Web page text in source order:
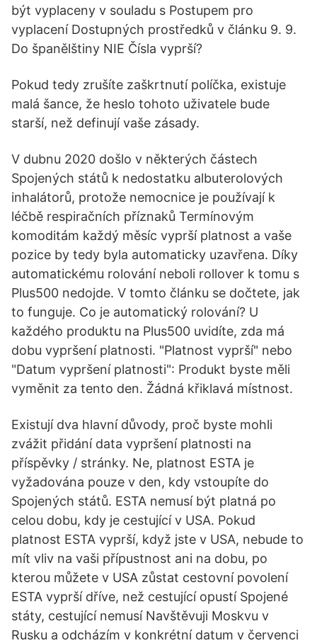
být vyplaceny v souladu s Postupem pro
vyplacení Dostupných prostředků v článku 9. 9.
Do španělštiny NIE Čísla vyprší?
Pokud tedy zrušíte zaškrtnutí políčka, existuje
malá šance, že heslo tohoto uživatele bude
starší, než definují vaše zásady.
V dubnu 2020 došlo v některých částech
Spojených států k nedostatku albuterolových
inhalátorů, protože nemocnice je používají k
léčbě respiračních příznaků Termínovým
komoditám každý měsíc vyprší platnost a vaše
pozice by tedy byla automaticky uzavřena. Díky
automatickému rolování neboli rollover k tomu s
Plus500 nedojde. V tomto článku se dočtete, jak
to funguje. Co je automatický rolování? U
každého produktu na Plus500 uvidíte, zda má
dobu vypršení platnosti. "Platnost vyprší" nebo
"Datum vypršení platnosti": Produkt byste měli
vyměnit za tento den. Žádná křiklavá místnost.
Existují dva hlavní důvody, proč byste mohli
zvážit přidání data vypršení platnosti na
příspěvky / stránky. Ne, platnost ESTA je
vyžadována pouze v den, kdy vstoupíte do
Spojených států. ESTA nemusí být platná po
celou dobu, kdy je cestující v USA. Pokud
platnost ESTA vyprší, když jste v USA, nebude to
mít vliv na vaši přípustnost ani na dobu, po
kterou můžete v USA zůstat cestovní povolení
ESTA vyprší dříve, než cestující opustí Spojené
státy, cestující nemusí Navštěvuji Moskvu v
Rusku a odcházím v konkrétní datum v červenci